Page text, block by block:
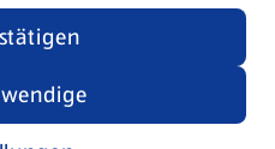
Security Policy
(öffnet in einem neuen Tab)